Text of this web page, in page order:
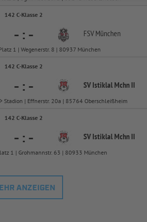
142 C-Klasse 2
- : - FSV München
1 | Wegenerstr. 8 | 80937 München
142 C-Klasse 2
- : - SV Istiklal Mchn II
Stadion | Effnerstr. 20a | 85764 Oberschleißheim
142 C-Klasse 2
- : - SV Istiklal Mchn II
1 | Grohmannstr. 63 | 80933 München
ANZEIGEN